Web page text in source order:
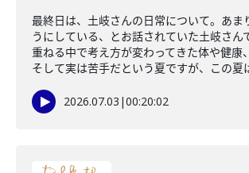
最終日は、土岐さんの日常について。あま
うにしている、とお話されていた土岐さん
重ねる中で考え方が変わってきた体や健康
そして実は苦手だという夏ですが、この夏
2026.07.03 |00:20:02